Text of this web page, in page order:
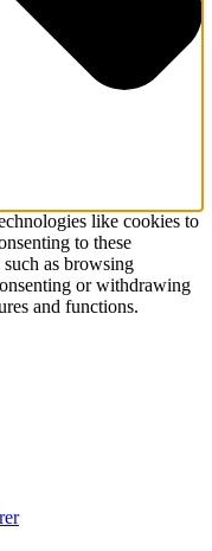
like cookies to
to these
as browsing
or withdrawing
and functions.